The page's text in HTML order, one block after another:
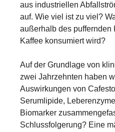
aus industriellen
auf. Wie viel ist zu viel?
außerhalb des puffernden
Kaffee konsumiert wird?
Auf der Grundlage von
zwei Jahrzehnten haben
Auswirkungen von
Serumlipide,
Biomarker
Schlussfolgerung? Eine